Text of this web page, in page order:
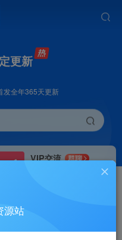
更新
发全年365天更新
VIP交流
群聊
研究探讨更多创业项目路子。
源站